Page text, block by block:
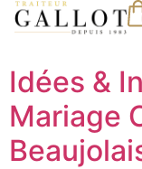
Idées &
Mariage